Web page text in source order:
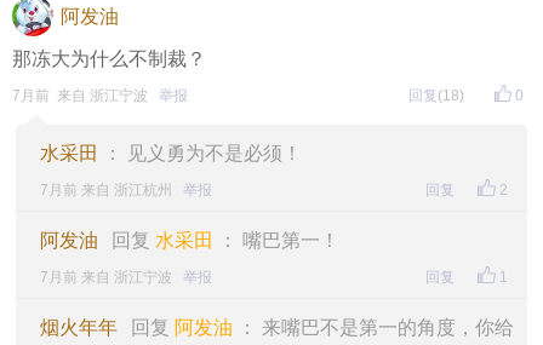
阿发油
那冻大为什么不制裁？
0
7月前 来自 浙江宁波 举报 回复 (18)
水采田 ： 见义勇为不是必须！
2
7月前 来自 浙江杭州 举报 回复
阿发油 回复 水采田 ： 嘴巴第一！
1
7月前 来自 浙江宁波 举报 回复
烟火年年 回复 阿发油 ： 来嘴巴不是第一的角度，你给